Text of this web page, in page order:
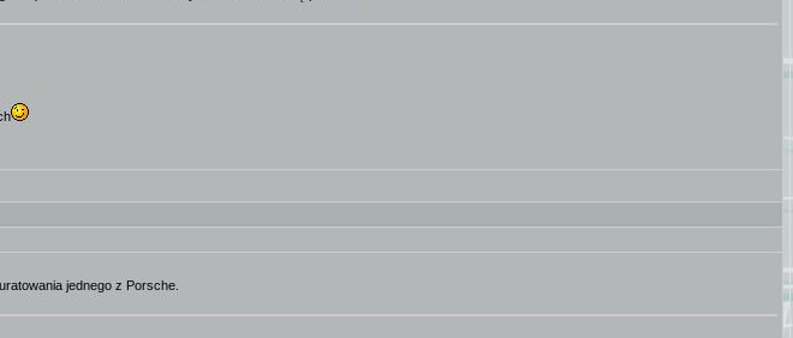
jednego z Porsche.